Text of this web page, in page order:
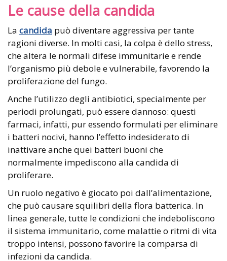
Le cause della candida
La candida può diventare aggressiva per tante
ragioni diverse. In molti casi, la colpa è dello stress,
che altera le normali difese immunitarie e rende
l’organismo più debole e vulnerabile, favorendo la
proliferazione del fungo.
Anche l’utilizzo degli antibiotici, specialmente per
periodi prolungati, può essere dannoso: questi
farmaci, infatti, pur essendo formulati per eliminare
i batteri nocivi, hanno l’effetto indesiderato di
inattivare anche quei batteri buoni che
normalmente impediscono alla candida di
proliferare.
Un ruolo negativo è giocato poi dall’alimentazione,
che può causare squilibri della flora batterica. In
linea generale, tutte le condizioni che indeboliscono
il sistema immunitario, come malattie o ritmi di vita
troppo intensi, possono favorire la comparsa di
infezioni da candida.